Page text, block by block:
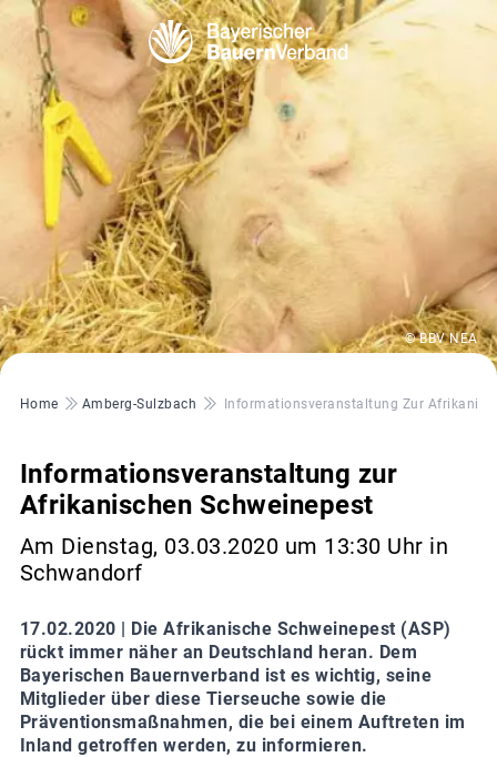
© BBV NEA
Pfadnavigation
Home Amberg-Sulzbach Informationsveranstaltung Zur
Informationsveranstaltung zur
Afrikanischen Schweinepest
Am Dienstag, 03.03.2020 um 13:30 Uhr in
Schwandorf
17.02.2020 | Die Afrikanische Schweinepest (ASP)
rückt immer näher an Deutschland heran. Dem
Bayerischen Bauernverband ist es wichtig, seine
Mitglieder über diese Tierseuche sowie die
Präventionsmaßnahmen, die bei einem Auftreten im
Inland getroffen werden, zu informieren.